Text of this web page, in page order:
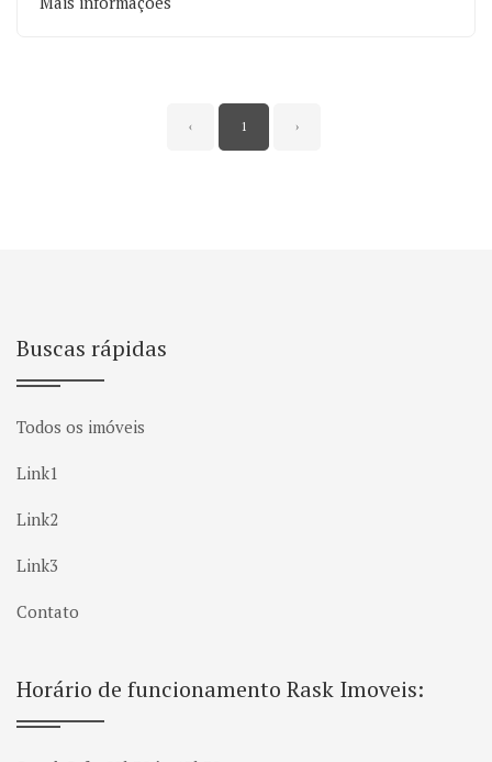
‹ 1 ›
Buscas rápidas
Todos os imóveis
Link1
Link2
Link3
Contato
Horário de funcionamento Rask Imoveis: